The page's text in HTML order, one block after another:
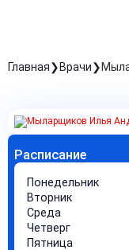
Главная Врачи
Расписание
Понедельник
Вторник
Среда
Четверг
Пятница